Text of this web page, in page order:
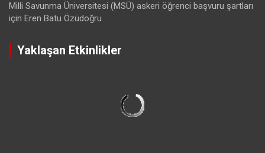
Milli Savunma Üniversitesi (MSÜ) askeri öğrenci başvuru şartları
için Eren Batu Özüdoğru
Yaklaşan Etkinlikler